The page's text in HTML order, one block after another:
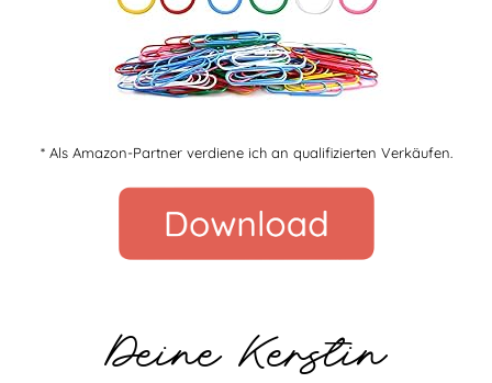
* Als Amazon-Partner verdiene ich an qualifizierten Verkäufen.
Deine Kerstin